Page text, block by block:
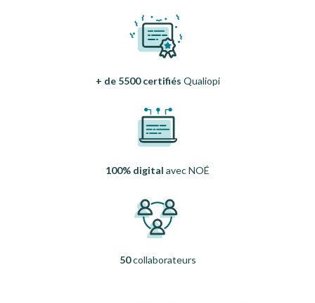
+ de 5500 certifiés Qualiopi
100% digital avec NOÉ
50collaborateurs